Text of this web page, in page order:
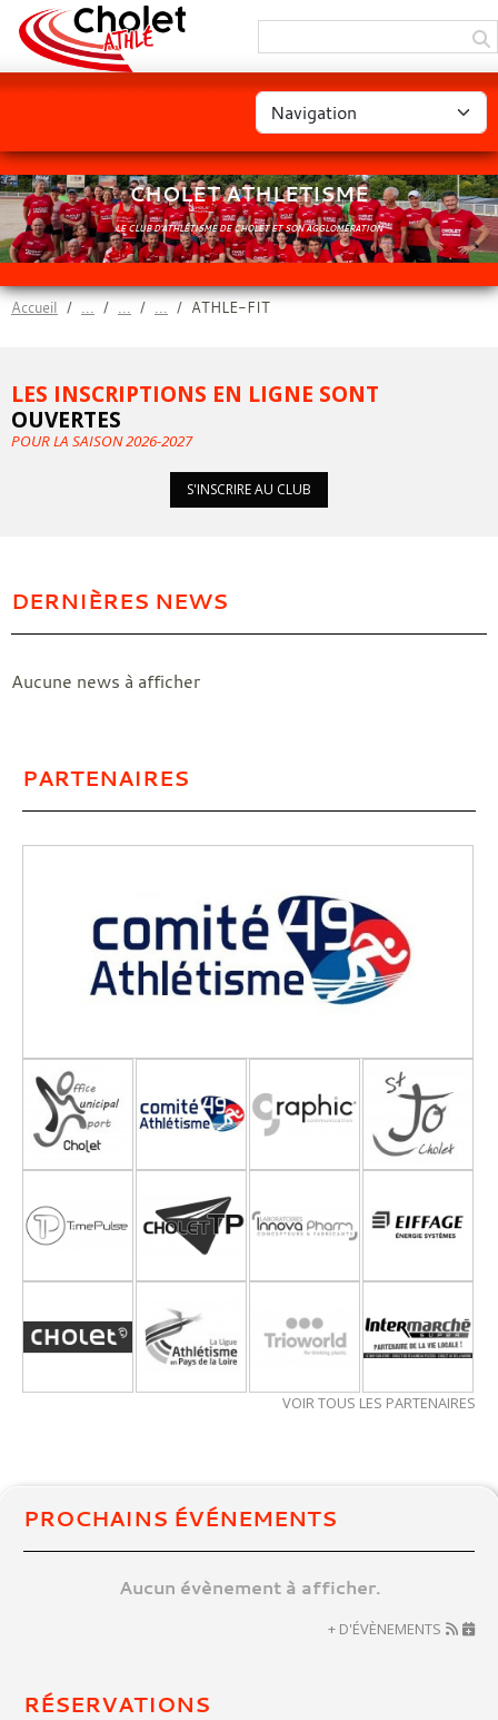
CHOLET ATHLETISME
LE CLUB D'ATHLÉTISME DE CHOLET ET SON AGGLOMÉRATION
Accueil ATHLE-FIT
LES INSCRIPTIONS EN LIGNE SONT
OUVERTES
POUR LA SAISON 2026-2027
S'INSCRIRE AU CLUB
DERNIÈRES NEWS
Aucune news à afficher
PARTENAIRES
VOIR TOUS LES PARTENAIRES
PROCHAINS ÉVÉNEMENTS
Aucun évènement à afficher.
+ D'ÉVÈNEMENTS
RÉSERVATIONS
Panneau de gestion des cookies